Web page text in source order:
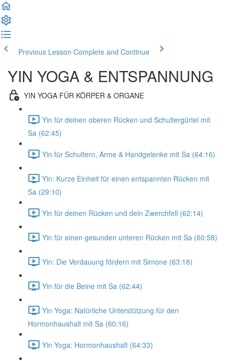
Previous Lesson Complete and Continue
YIN YOGA & ENTSPANNUNG
YIN YOGA FÜR KÖRPER & ORGANE
Yin für deinen oberen Rücken und Schultergürtel mit
Sa (62:45)
Yin für Schultern, Arme & Handgelenke mit Sa (64:16)
Yin: Kurze Einheit für einen entspannten Rücken mit
Sa (29:10)
Yin für deinen Rücken und dein Zwerchfell (62:14)
Yin für einen gesunden unteren Rücken mit Sa (60:58)
Yin: Die Verdauung fördern mit Simone (63:18)
Yin für die Beine mit Sa (62:44)
Yin Yoga: Natürliche Unterstützung für den
Hormonhaushalt mit Sa (60:16)
Yin Yoga: Hormonhaushalt (64:33)